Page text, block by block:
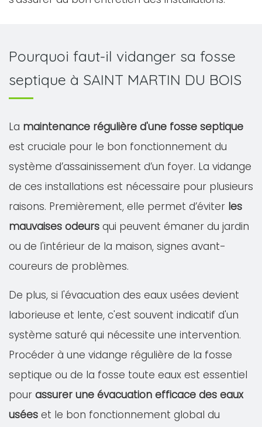
Pourquoi faut-il vidanger sa fosse
septique à SAINT MARTIN DU BOIS
La maintenance régulière d'une fosse septique
est cruciale pour le bon fonctionnement du
système d’assainissement d’un foyer. La vidange
de ces installations est nécessaire pour plusieurs
raisons. Premièrement, elle permet d’éviter les
mauvaises odeurs qui peuvent émaner du jardin
ou de l'intérieur de la maison, signes avant-
coureurs de problèmes.
De plus, si l'évacuation des eaux usées devient
laborieuse et lente, c'est souvent indicatif d'un
système saturé qui nécessite une intervention.
Procéder à une vidange régulière de la fosse
septique ou de la fosse toute eaux est essentiel
pour assurer une évacuation efficace des eaux
usées et le bon fonctionnement global du